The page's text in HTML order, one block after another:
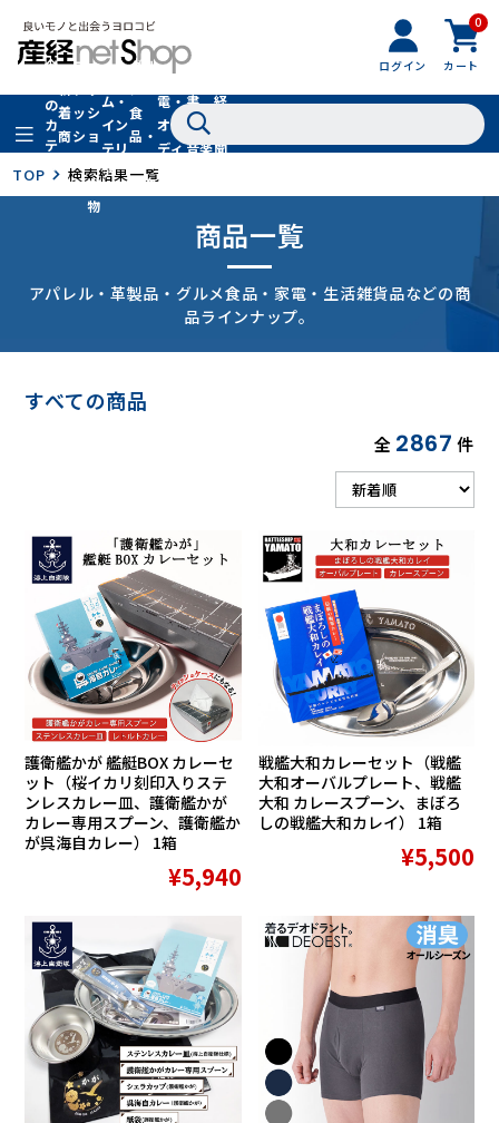
ログイン
0
カート
全
の
カ
テ
リ
着
商
品
フ
ッ
シ
ョ
ン
フ
ァ
シ
ョ
ン
小
物
ム・
イン
テリ
ア
グル
食
品・
ドリ
ンク
家
電・
オー
ディ
オ
書
籍・
音楽
経
聞
TOP 検索結果一覧
商品一覧
アパレル・革製品・グルメ食品・家電・生活雑貨品などの商
品ラインナップ。
すべての商品
全 2867 件
護衛艦かが 艦艇BOX カレーセ
ット（桜イカリ刻印入りステ
ンレスカレー皿、護衛艦かが
カレー専用スプーン、護衛艦か
が呉海自カレー） 1箱
¥5,940
戦艦大和カレーセット（戦艦
大和オーバルプレート、戦艦
大和 カレースプーン、まぼろ
しの戦艦大和カレイ） 1箱
¥5,500